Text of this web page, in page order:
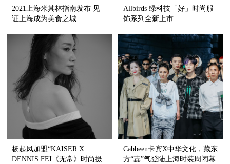
2021上海米其林指南发布 见
证上海成为美食之城
Allbirds 绿科技「好」时尚服
饰系列全新上市
杨起凤加盟“KAISER X
DENNIS FEI《无常》时尚摄
Cabbeen卡宾X中华文化，藏东
方“壵”气登陆上海时装周闭幕